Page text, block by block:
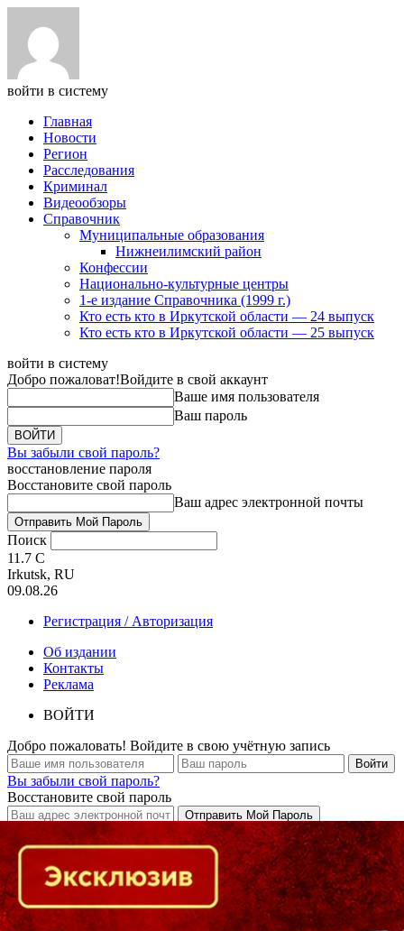
войти в систему
Главная
Новости
Регион
Расследования
Криминал
Видеообзоры
Справочник
Муниципальные образования
Нижнеилимский район
Конфессии
Национально-культурные центры
1-е издание Справочника (1999 г.)
Кто есть кто в Иркутской области — 24 выпуск
Кто есть кто в Иркутской области — 25 выпуск
войти в систему
Добро пожаловат!Войдите в свой аккаунт
Ваше имя пользователя
Ваш пароль
Вы забыли свой пароль?
восстановление пароля
Восстановите свой пароль
Ваш адрес электронной почты
Поиск
11.7 C
Irkutsk, RU
09.08.26
Регистрация / Авторизация
Об издании
Контакты
Реклама
ВОЙТИ
Добро пожаловать! Войдите в свою учётную запись
Вы забыли свой пароль?
Восстановите свой пароль
Кто есть кто в Байкальском регионе